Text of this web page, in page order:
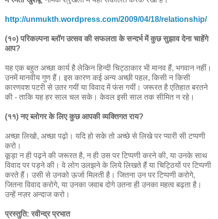
http://unmukth.wordpress.com/2009/04/18/relationship/
(१०) परिकल्पना ब्लॉग उत्सव की सफलता के सन्दर्भ में कुछ सुझाव देना चाहेंगे
आप?
यह एक बहुत अच्छा कार्य है लेकिन हिन्दी चिट्ठाकार भी मानव हैं, भगवान नहीं।
उनमें मानवीय गुण हैं। इस कारण कई अन्य अच्छी पहल, किसी न किसी
कारणवश पटरी से उतर गयीं या विवाद में फंस गयीं। जरूरत है एतिहात बरतने
की - ताकि यह हर साल चल सके। केवल इसी साल तक सीमित न रहे।
(११) नए ब्लोगर के लिए कुछ आपकी व्यक्तिगत राय?
अच्छा लिखो, अच्छा पढ़ो। यदि हो सके तो अच्छे से लिखे पर प्यारी सी टप्पणी
करो।
कूड़ा न ही पढ़ने की जरूरत है, न ही उस पर टिप्पणी करने की, या उनके साथ
विवाद पर पड़ने की। वे लोग उलझने के लिये लिखते हैं या चिट्ठियों पर टिप्पणी
करते हैं। उसी से उनको ऊर्जा मिलती है। जितना उन पर टिप्पणी करोगे,
जितना विवाद करोगे, या उनका जवाब दोगे उतना ही उनका महत्व बढ़ता है।
उन्हें नज़र अन्दाज करो।
प्रस्तुति: रवीन्द्र प्रभात